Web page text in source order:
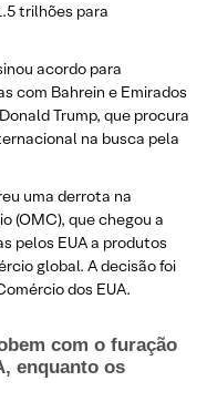
trilhões para
acordo para
com Bahrein e Emirados
Trump, que procura
na busca pela
uma derrota na
(OMC), que chegou a
pelos EUA a produtos
global. A decisão foi
dos EUA.
com o furação
enquanto os